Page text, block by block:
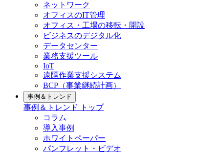
ネットワーク
オフィスのIT管理
オフィス・工場の移転・開設
ビジネスのデジタル化
データセンター
業務支援ツール
IoT
遠隔作業支援システム
BCP（事業継続計画）
事例＆トレンド
事例＆トレンド
トップ
コラム
導入事例
ホワイトペーパー
パンフレット・ビデオ